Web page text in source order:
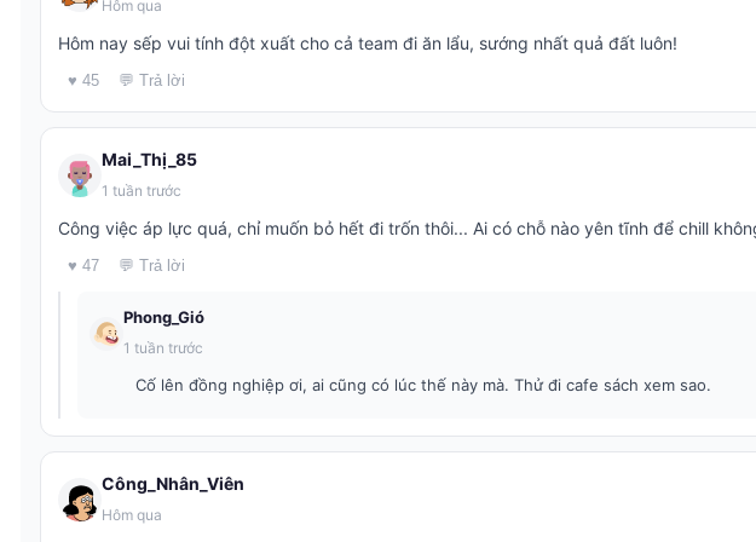
Hôm qua
Hôm nay sếp vui tính đột xuất cho cả team đi ăn lẩu, sướng nhất quả đất luôn!
♥ 45 💬 Trả lời
Mai_Thị_85
1 tuần trước
Công việc áp lực quá, chỉ muốn bỏ hết đi trốn thôi... Ai có chỗ nào yên tĩnh để chill
♥ 47 💬 Trả lời
Phong_Gió
1 tuần trước
Cố lên đồng nghiệp ơi, ai cũng có lúc thế này mà. Thử đi cafe sách xem sao.
Công_Nhân_Viên
Hôm qua